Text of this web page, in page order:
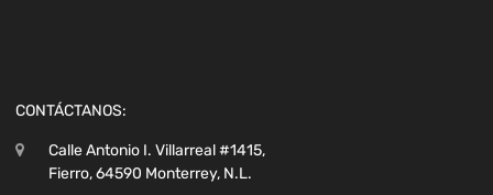
CONTÁCTANOS:
Calle Antonio I. Villarreal #1415,
Fierro, 64590 Monterrey, N.L.